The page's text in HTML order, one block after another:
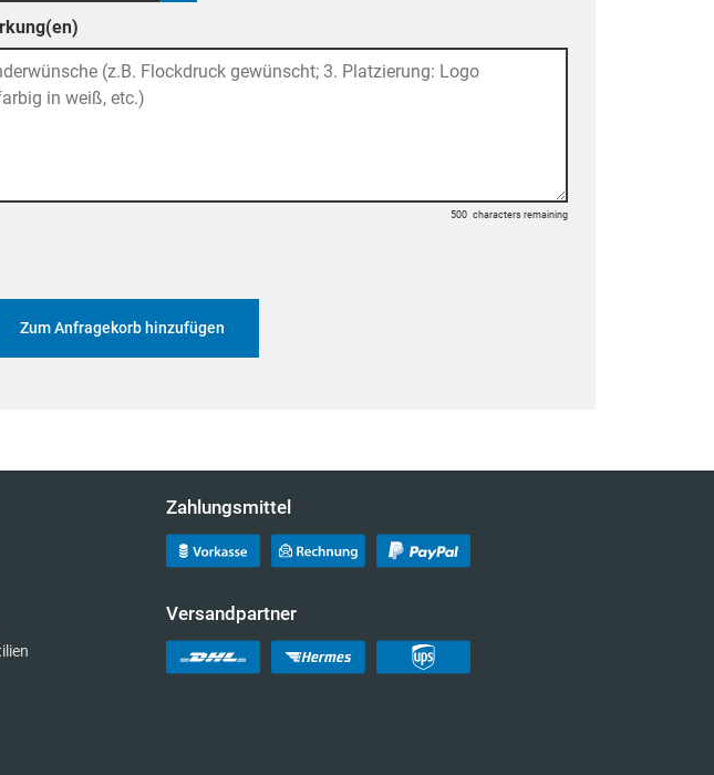
500 characters remaining
Zum Anfragekorb hinzufügen
Zahlungsmittel
Versandpartner